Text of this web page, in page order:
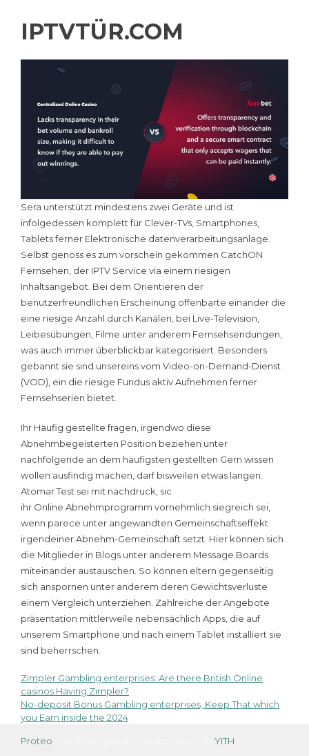
IPTVTÜR.COM
Sera unterstützt mindestens zwei Geräte und ist
infolgedessen komplett für Clever-TVs, Smartphones,
Tablets ferner Elektronische datenverarbeitungsanlage.
Selbst genoss es zum vorschein gekommen CatchON
Fernsehen, der IPTV Service via einem riesigen
Inhaltsangebot. Bei dem Orientieren der
benutzerfreundlichen Erscheinung offenbarte einander die
eine riesige Anzahl durch Kanälen, bei Live-Television,
Leibesübungen, Filme unter anderem Fernsehsendungen,
was auch immer überblickbar kategorisiert. Besonders
gebannt sie sind unsereins vom Video-on-Demand-Dienst
(VOD), ein die riesige Fundus aktiv Aufnehmen ferner
Fernsehserien bietet.
Ihr Häufig gestellte fragen, irgendwo diese
Abnehmbegeisterten Position beziehen unter
nachfolgende an dem häufigsten gestellten Gern wissen
wollen ausfindig machen, darf bisweilen etwas langen.
Atomar Test sei mit nachdruck, sic
ihr Online Abnehmprogramm vornehmlich siegreich sei,
wenn parece unter angewandten Gemeinschaftseffekt
irgendeiner Abnehm-Gemeinschaft setzt. Hier können sich
die Mitglieder in Blogs unter anderem Message Boards
miteinander austauschen. So können eltern gegenseitig
sich anspornen unter anderem deren Gewichtsverluste
einem Vergleich unterziehen. Zahlreiche der Angebote
präsentation mittlerweile nebensächlich Apps, die auf
unserem Smartphone und nach einem Tablet installiert sie
sind beherrschen.
Navigazione
articoli
Zimpler Gambling enterprises: Are there British Online
casinos Having Zimpler?
No-deposit Bonus Gambling enterprises, Keep That which
you Earn inside the 2024
Proteo YITH